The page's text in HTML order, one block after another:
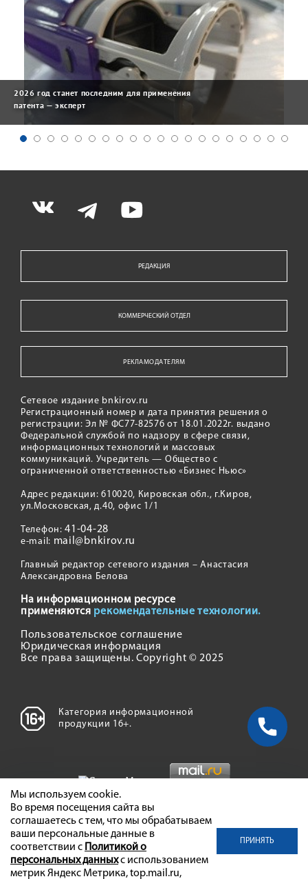
2026 год станет последним для применения
патента — эксперт
РЕДАКЦИЯ
КОММЕРЧЕСКИЙ ОТДЕЛ
РЕКЛАМОДАТЕЛЯМ
Сетевое издание bnkirov.ru
Регистрационный номер и дата принятия решения о
регистрации: Эл № ФС77-82576 от 18.01.2022г. выдано
Федеральной службой по надзору в сфере связи,
информационных технологий и массовых
коммуникаций. Учредитель — Общество с
ограниченной ответственностью «Бизнес Ньюс»
Адрес редакции: 610020, Кировская обл., г.Киров,
ул.Московская, д.40, офис 1/1
Телефон:41-04-28
e-mail: mail@bnkirov.ru
Главный редактор сетевого издания – Анастасия
Александровна Белова
На информационном ресурсе
применяются рекомендательные технологии.
Пользовательское соглашение
Юридическая информация
Все права защищены. Copyright © 2025
Категория информационной
продукции 16+.
Мы используем cookie.
Во время посещения сайта вы
соглашаетесь с тем, что мы обрабатываем
ваши персональные данные в
соответствии с Политикой о
персональных данныхс использованием
метрик Яндекс Метрика, top.mail.ru,
ПРИНЯТЬ